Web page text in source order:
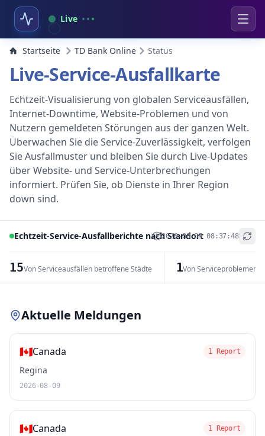
Live
Startseite TD Bank Online Status
Live-Service-Ausfallkarte
Echtzeit-Visualisierung von globalen Serviceausfällen,
Internet-Downtime, Website-Problemen und von
Nutzern gemeldeten Störungen aus der ganzen Welt.
Überwachen Sie die Service-Zuverlässigkeit, verfolgen
Sie Ausfallmuster und bleiben Sie durch Live-Updates
über Website- und Service-Unterbrechungen
informiert. Prüfen Sie, ob Dienste in Ihrer Region
down sind.
Echtzeit-Service-Ausfallberichte nach Standort
2026-08-09 08:37:48
15Von Serviceausfällen betroffene Städte 1Von Serviceproblemen
+
Aktuelle Meldungen
🇨🇦Canada 1 Report
Regina
2026-08-09
🇨🇦Canada 1 Report